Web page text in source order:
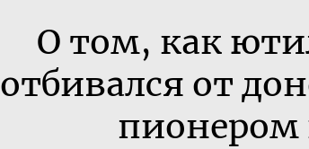
О том, как
отбивался от
пионером